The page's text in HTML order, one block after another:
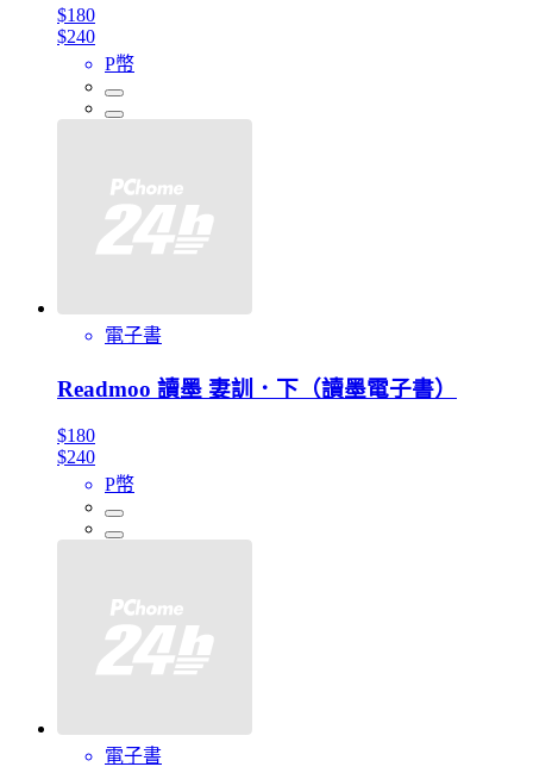
$180
$240
P幣
電子書
Readmoo 讀墨 妻訓．下（讀墨電子書）
$180
$240
P幣
電子書